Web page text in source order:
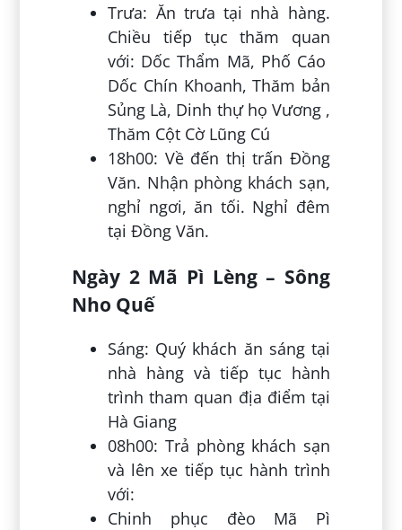
Trưa: Ăn trưa tại nhà hàng.
Chiều tiếp tục thăm quan
với: Dốc Thẩm Mã, Phố Cáo
Dốc Chín Khoanh, Thăm bản
Sủng Là, Dinh thự họ Vương ,
Thăm Cột Cờ Lũng Cú
18h00: Về đến thị trấn Đồng
Văn. Nhận phòng khách sạn,
nghỉ ngơi, ăn tối. Nghỉ đêm
tại Đồng Văn.
Ngày 2 Mã Pì Lèng – Sông
Nho Quế
Sáng: Quý khách ăn sáng tại
nhà hàng và tiếp tục hành
trình tham quan địa điểm tại
Hà Giang
08h00: Trả phòng khách sạn
và lên xe tiếp tục hành trình
với:
Chinh phục đèo Mã Pì